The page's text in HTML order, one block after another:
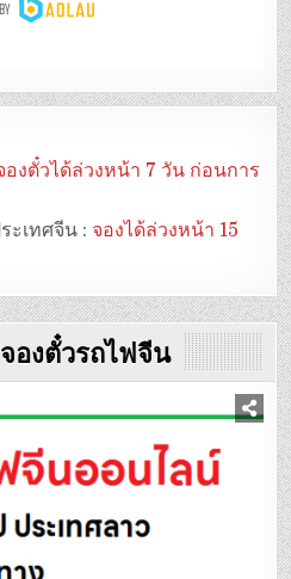
องตั๋วได้ล่วงหน้า 7 วัน ก่อนการ
ะเทศจีน : จองได้ล่วงหน้า 15
จองตั๋วรถไฟจีน